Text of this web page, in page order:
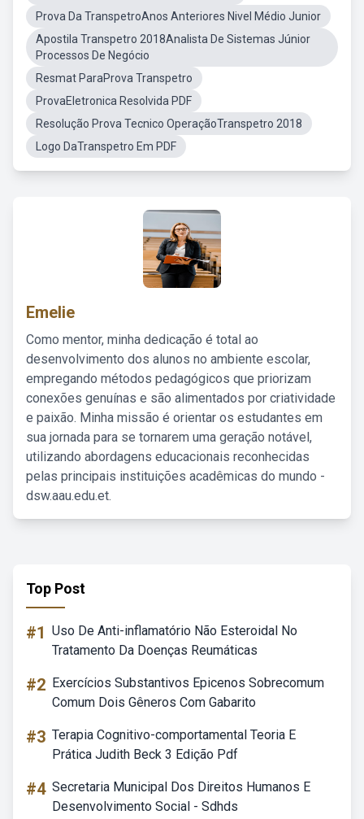
Prova Da TranspetroAnos Anteriores Nivel Médio Junior
Apostila Transpetro 2018Analista De Sistemas Júnior
Processos De Negócio
Resmat ParaProva Transpetro
ProvaEletronica Resolvida PDF
Resolução Prova Tecnico OperaçãoTranspetro 2018
Logo DaTranspetro Em PDF
Emelie
Como mentor, minha dedicação é total ao
desenvolvimento dos alunos no ambiente escolar,
empregando métodos pedagógicos que priorizam
conexões genuínas e são alimentados por criatividade
e paixão. Minha missão é orientar os estudantes em
sua jornada para se tornarem uma geração notável,
utilizando abordagens educacionais reconhecidas
pelas principais instituições acadêmicas do mundo -
dsw.aau.edu.et.
Top Post
#1 Uso De Anti-inflamatório Não Esteroidal No
Tratamento Da Doenças Reumáticas
#2 Exercícios Substantivos Epicenos Sobrecomum
Comum Dois Gêneros Com Gabarito
#3 Terapia Cognitivo-comportamental Teoria E
Prática Judith Beck 3 Edição Pdf
#4 Secretaria Municipal Dos Direitos Humanos E
Desenvolvimento Social - Sdhds